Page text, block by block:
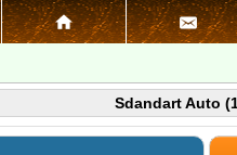
Sdandart Auto